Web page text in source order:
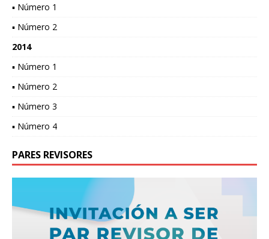
▪ Número 1
▪ Número 2
2014
▪ Número 1
▪ Número 2
▪ Número 3
▪ Número 4
PARES REVISORES